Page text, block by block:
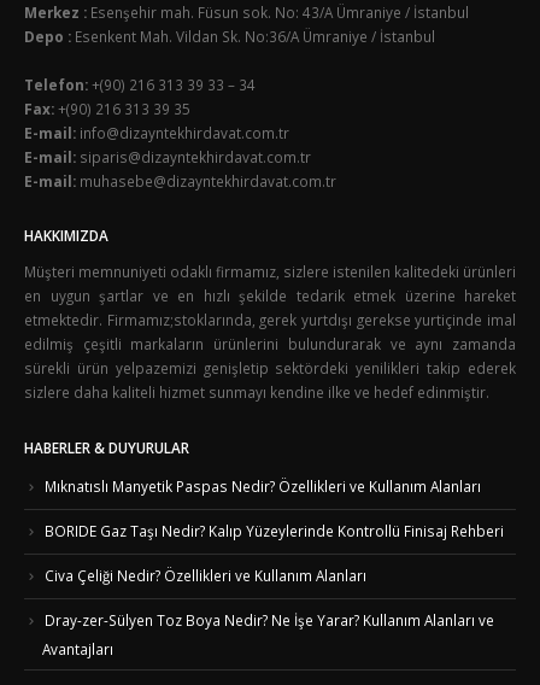
Merkez : Esenşehir mah. Füsun sok. No: 43/A Ümraniye / İstanbul
Depo : Esenkent Mah. Vildan Sk. No:36/A Ümraniye / İstanbul
Telefon:+(90) 216 313 39 33 – 34
Fax:+(90) 216 313 39 35
E-mail: info@dizayntekhirdavat.com.tr
E-mail: siparis@dizayntekhirdavat.com.tr
E-mail: muhasebe@dizayntekhirdavat.com.tr
HAKKIMIZDA
Müşteri memnuniyeti odaklı firmamız, sizlere istenilen kalitedeki ürünleri
en uygun şartlar ve en hızlı şekilde tedarik etmek üzerine hareket
etmektedir. Firmamız;stoklarında, gerek yurtdışı gerekse yurtiçinde imal
edilmiş çeşitli markaların ürünlerini bulundurarak ve aynı zamanda
sürekli ürün yelpazemizi genişletip sektördeki yenilikleri takip ederek
sizlere daha kaliteli hizmet sunmayı kendine ilke ve hedef edinmiştir.
HABERLER & DUYURULAR
Mıknatıslı Manyetik Paspas Nedir? Özellikleri ve Kullanım Alanları
BORIDE Gaz Taşı Nedir? Kalıp Yüzeylerinde Kontrollü Finisaj Rehberi
Civa Çeliği Nedir? Özellikleri ve Kullanım Alanları
Dray-zer-Sülyen Toz Boya Nedir? Ne İşe Yarar? Kullanım Alanları ve
Avantajları